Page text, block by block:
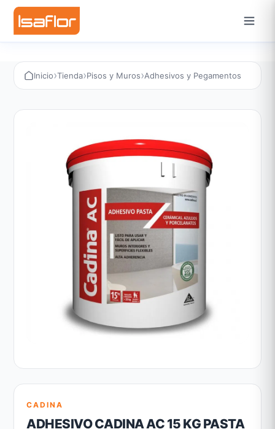
Inicio›Tienda›Pisos y Muros›Adhesivos y Pegamentos
CADINA
ADHESIVO CADINA AC 15 KG PASTA